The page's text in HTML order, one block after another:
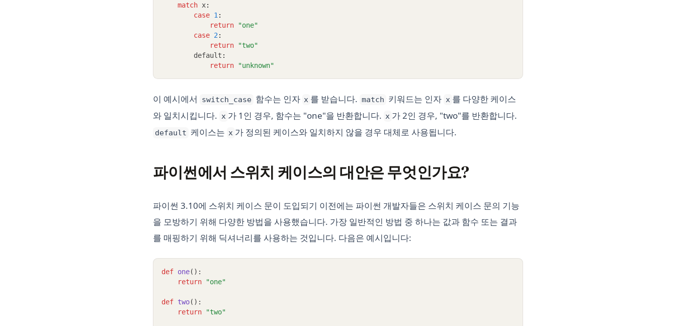
match x:
case 1 :
return
"one"
case 2 :
return
"two"
        default
:
return
"unknown"
이 예시에서 switch_case 함수는 인자 x 를 받습니다. match 키워드는 인자 x 를 다양한 케이스
와 일치시킵니다. x 가 1인 경우, 함수는 "one"을 반환합니다. x 가 2인 경우, "two"를 반환합니다.
default 케이스는 x 가 정의된 케이스와 일치하지 않을 경우 대체로 사용됩니다.
파이썬에서 스위치 케이스의 대안은 무엇인가요?
파이썬 3.10에 스위치 케이스 문이 도입되기 이전에는 파이썬 개발자들은 스위치 케이스 문의 기능
을 모방하기 위해 다양한 방법을 사용했습니다. 가장 일반적인 방법 중 하나는 값과 함수 또는 결과
를 매핑하기 위해 딕셔너리를 사용하는 것입니다. 다음은 예시입니다:
def one():
return
"one"
def two():
return
"two"